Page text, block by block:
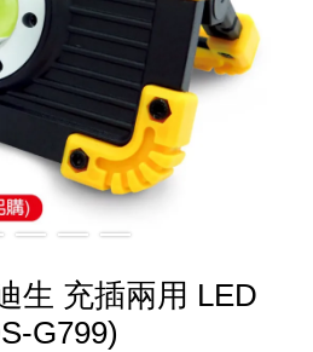
生 充插兩用 LED
G799)